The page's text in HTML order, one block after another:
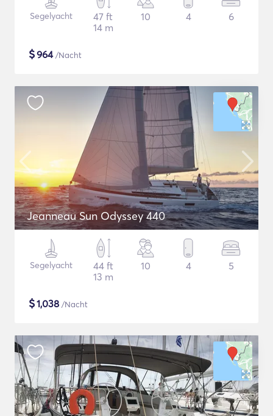
Segelyacht
47 ft
14 m
10 4 6
$964/Nacht
Jeanneau Sun Odyssey 440
Segelyacht
44 ft
13 m
10 4 5
$1,038 /Nacht